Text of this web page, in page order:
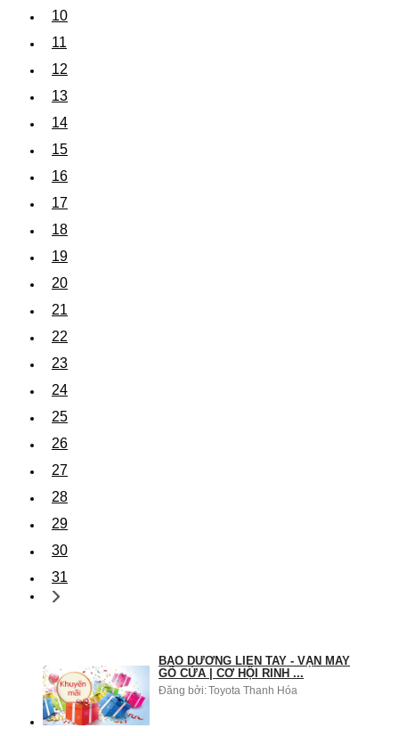
10
11
12
13
14
15
16
17
18
19
20
21
22
23
24
25
26
27
28
29
30
31
BẢO DƯỠNG LIỀN TAY - VẬN MAY
GÕ CỬA | CƠ HỘI RINH ...
Đăng bởi:Toyota Thanh Hóa